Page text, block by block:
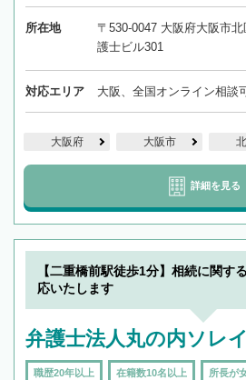
所在地
〒530-0047 大阪府大阪市
護士ビル301
対応エリア 大阪、全国オンライン相談
大阪府 大阪市
詳細を見る
【二重橋前駅徒歩1分】相続に関す
応いたします
弁護士法人丸の内ソレ
職歴20年以上 在籍数10名以上 所長が